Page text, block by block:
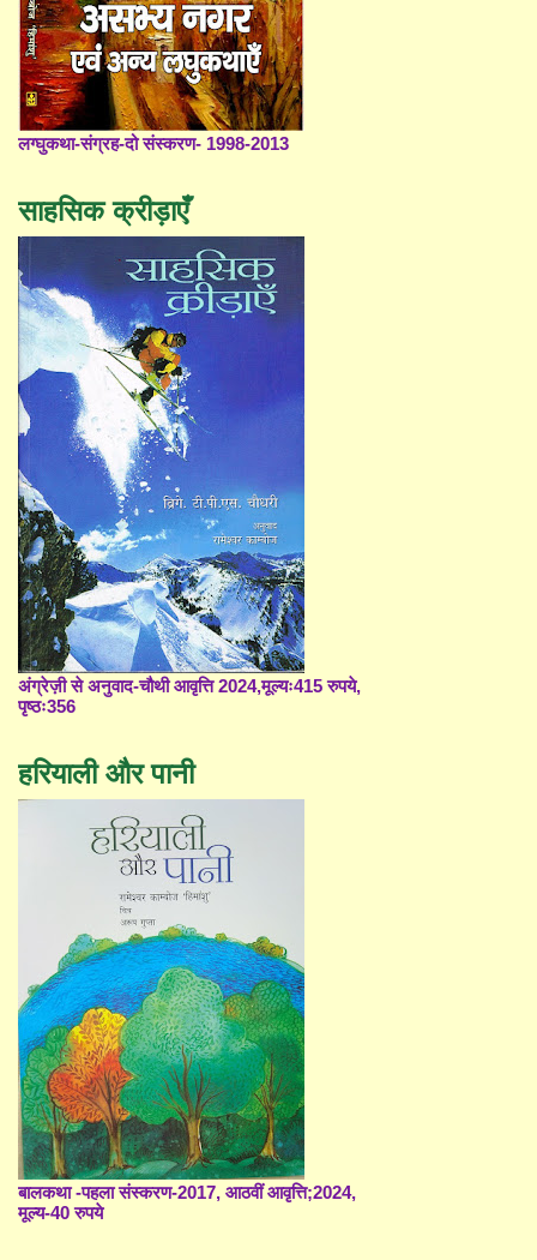
लग्घुकथा-संग्रह-दो संस्करण- 1998-2013
साहसिक क्रीड़ाएँ
अंग्रेज़ी से अनुवाद-चौथी आवृत्ति 2024,मूल्यः415 रुपये,
पृष्ठः356
हरियाली और पानी
बालकथा -पहला संस्करण-2017, आठवीं आवृत्ति;2024,
मूल्य-40 रुपये